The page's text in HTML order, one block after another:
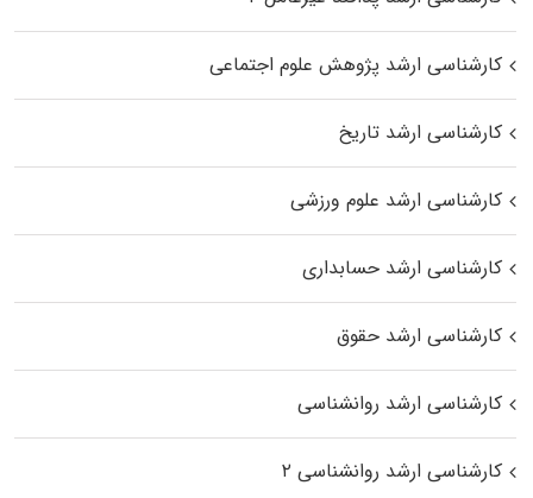
کارشناسی ارشد پژوهش علوم اجتماعی
کارشناسی ارشد تاریخ
کارشناسی ارشد علوم ورزشی
کارشناسی ارشد حسابداری
کارشناسی ارشد حقوق
کارشناسی ارشد روانشناسی
کارشناسی ارشد روانشناسی ۲